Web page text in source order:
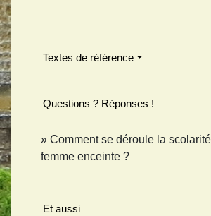
Textes de référence
Questions ? Réponses !
Comment se déroule la
femme enceinte ?
Et aussi